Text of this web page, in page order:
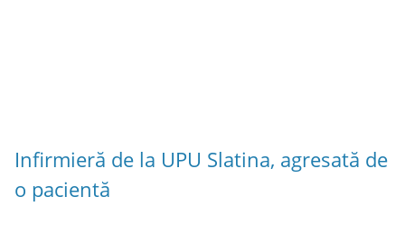
Infirmieră de la UPU Slatina, agresată de
o pacientă